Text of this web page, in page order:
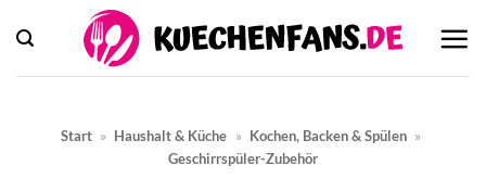
Inhalt
springen
Start » Haushalt & Küche » Kochen, Backen & Spülen »
Geschirrspüler-Zubehör